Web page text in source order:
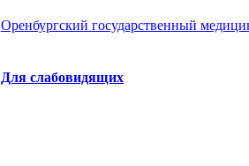
Оренбургский государственный
Для слабовидящих